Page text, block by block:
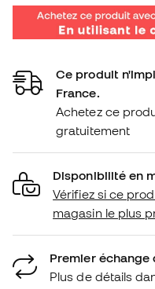
Ce produit
France.
Achetez ce
gratuitement
Disponibilité en
Vérifiez si ce
magasin le plus
Premier
Plus de détails